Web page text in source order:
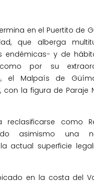
en el Puertito de
que alberga
endémicas− y de
por su
el Malpaís de
la figura de Paraje
reclasificarse como
asimismo una
actual superficie
en la costa del